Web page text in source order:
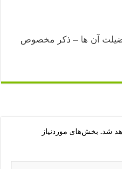
آن ها – ذکر مخصوص
شد. بخش‌های موردنیاز